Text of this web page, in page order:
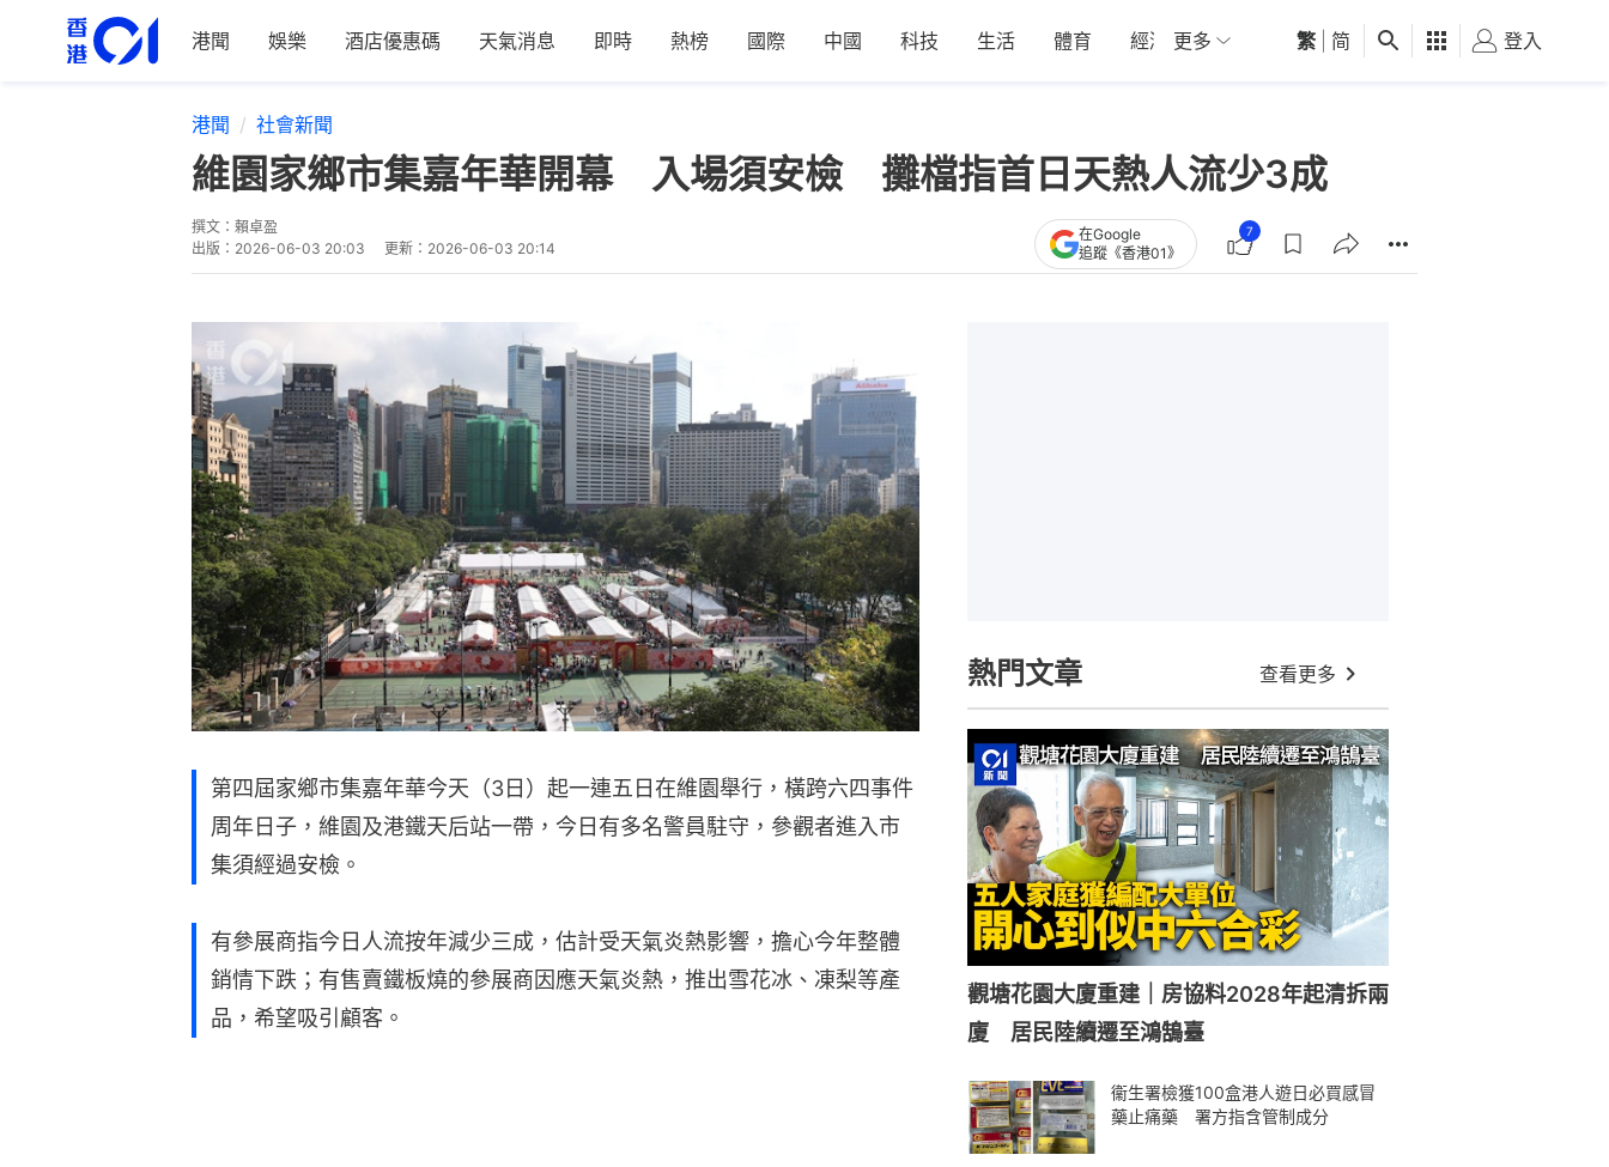
港聞 娛樂 酒店優惠碼 天氣消息 即時 熱榜 國際 中國 科技 生活 體育 經濟 01深圳 觀點 健康 好食玩飛
更多 繁 简 登入
港聞 社會新聞
維園家鄉市集嘉年華開幕 入場須安檢 攤檔指首日天熱人流少3成
撰文： 賴卓盈
出版： 2026-06-03 20:03 更新： 2026-06-03 20:14
在Google
追蹤《香港01》
7
第四屆家鄉市集嘉年華今天（3日）起一連五日在維園舉行，橫跨六四事件
周年日子，維園及港鐵天后站一帶，今日有多名警員駐守，參觀者進入市
集須經過安檢。
有參展商指今日人流按年減少三成，估計受天氣炎熱影響，擔心今年整體
銷情下跌；有售賣鐵板燒的參展商因應天氣炎熱，推出雪花冰、凍梨等產
品，希望吸引顧客。
熱門文章 查看更多
觀塘花園大廈重建｜房協料2028年起清拆兩
廈 居民陸續遷至鴻鵠臺
衞生署檢獲100盒港人遊日必買感冒
藥止痛藥 署方指含管制成分